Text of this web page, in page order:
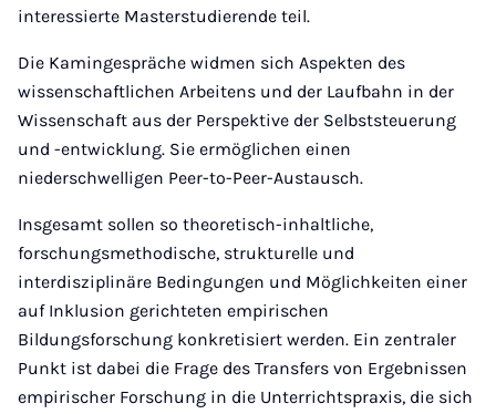
interessierte Masterstudierende teil.
Die Kamingespräche widmen sich Aspekten des
wissenschaftlichen Arbeitens und der Laufbahn in der
Wissenschaft aus der Perspektive der Selbststeuerung
und -entwicklung. Sie ermöglichen einen
niederschwelligen Peer-to-Peer-Austausch.
Insgesamt sollen so theoretisch-inhaltliche,
forschungsmethodische, strukturelle und
interdisziplinäre Bedingungen und Möglichkeiten einer
auf Inklusion gerichteten empirischen
Bildungsforschung konkretisiert werden. Ein zentraler
Punkt ist dabei die Frage des Transfers von Ergebnissen
empirischer Forschung in die Unterrichtspraxis, die sich